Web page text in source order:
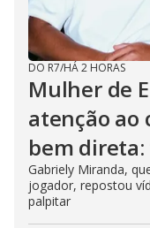
DO R7/HÁ 2 HORAS
Mulher de
atenção
bem direta:
Gabriely Miranda,
jogador, repostou
palpitar